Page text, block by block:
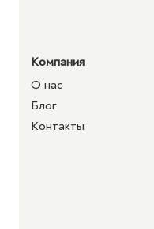
Компания
О нас
Блог
Контакты